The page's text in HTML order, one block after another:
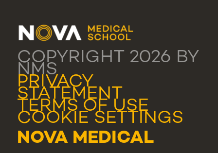
COPYRIGHT 2026 BY
NMS
PRIVACY
STATEMENT
TERMS OF USE
COOKIE SETTINGS
NOVA MEDICAL